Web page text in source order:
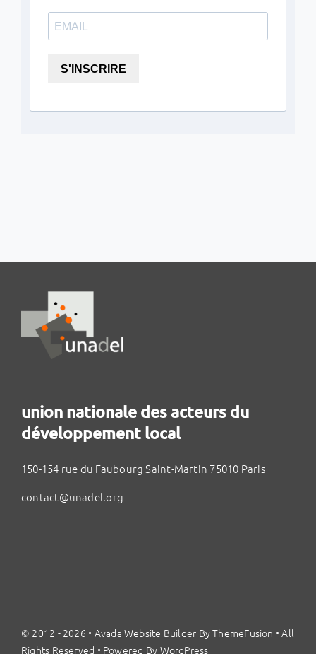
S'INSCRIRE
union nationale des acteurs du
développement local
150-154 rue du Faubourg Saint-Martin 75010 Paris
contact@unadel.org
© 2012 - 2026 • Avada Website Builder ByThemeFusion • All
Rights Reserved • Powered By WordPress